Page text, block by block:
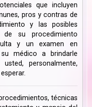
que incluyen
pros y contras de
y las posibles
de su procedimiento
y un examen en
médico a brindarle
personalmente,
técnicas